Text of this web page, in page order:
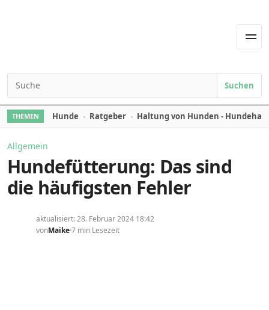
Search for:
Suchen
THEMEN Hunde Ratgeber Haltung von Hunden -
Allgemein
Hundefütterung: Das sind
die häufigsten Fehler
aktualisiert: 28. Februar 2024 18:42
vonMaike7 min Lesezeit